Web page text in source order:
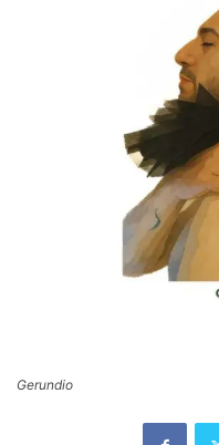
Gerundio